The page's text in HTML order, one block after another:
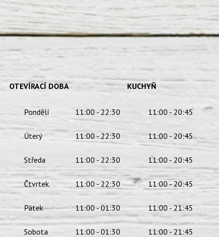
OTEVÍRACÍ DOBA KUCHYŇ
Pondělí 11:00 - 22:30 11:00 - 20:45
Úterý 11:00 - 22:30 11:00 - 20:45
Středa 11:00 - 22:30 11:00 - 20:45
Čtvrtek 11:00 - 22:30 11:00 - 20:45
Pátek 11:00 - 01:30 11:00 - 21:45
Sobota 11:00 - 01:30 11:00 - 21:45